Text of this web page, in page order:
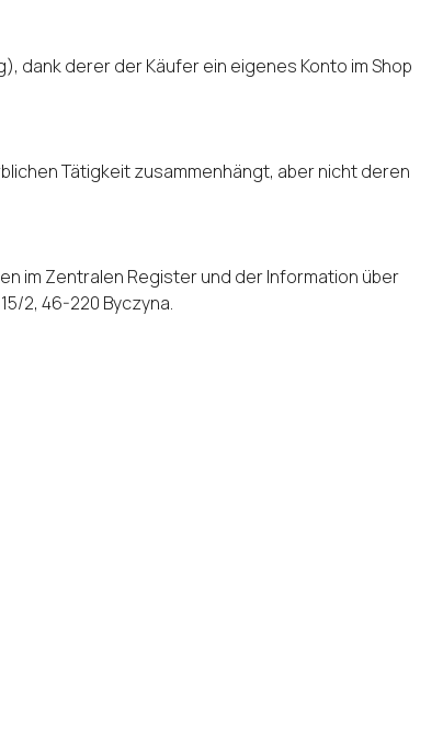
derer der Käufer ein eigenes Konto im Shop
Tätigkeit zusammenhängt, aber nicht deren
im Zentralen Register und der Information über
2, 46-220 Byczyna.